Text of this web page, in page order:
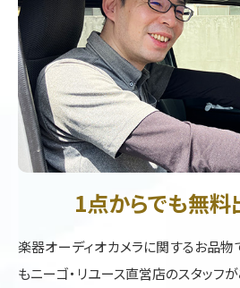
1点からでも無料
楽器オーディオカメラに関するお品
もニーゴ・リユース直営店のスタッフ